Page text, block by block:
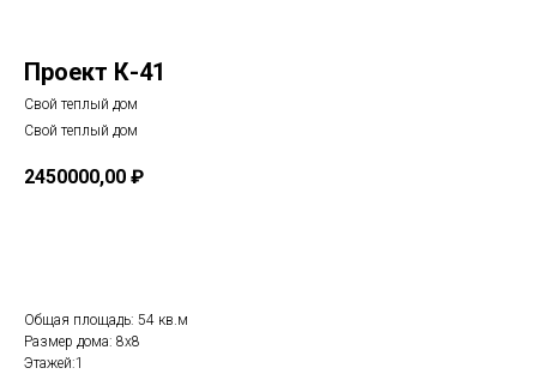
Проект К-41
Свой теплый дом
Свой теплый дом
2450000,00 ₽
Общая площадь: 54 кв.м
Размер дома: 8х8
Этажей:1